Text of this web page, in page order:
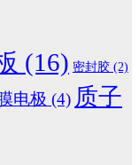
(16) 密封胶 (2)
电极 (4) 质子